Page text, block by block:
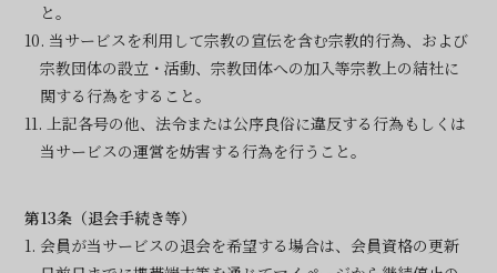
と。
10. 当サービスを利用して宗教の宣伝を含む宗教的行為、および
宗教団体の設立・活動、宗教団体への加入等宗教上の結社に
関する行為をすること。
11. 上記各号の他、法令または公序良俗に違反する行為もしくは
当サービスの運営を妨害する行為を行うこと。
第13条（退会手続き等）
1. 会員が当サービスの退会を希望する場合は、会員資格の更新